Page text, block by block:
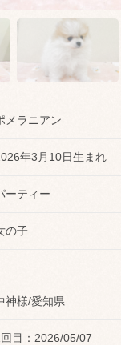
メラニアン
年3月10日生まれ
ーティー
の子
神様/愛知県
目：2026/05/07